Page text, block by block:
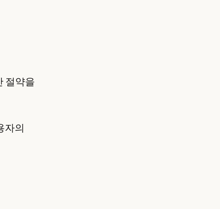
절약을
자의